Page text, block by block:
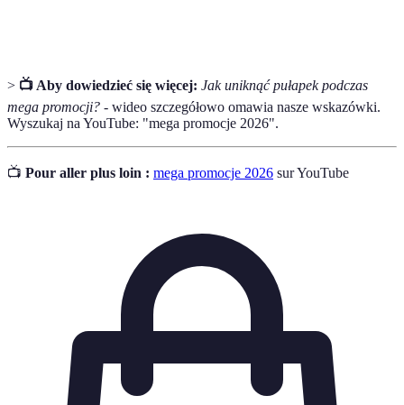
> 📺 Aby dowiedzieć się więcej: Jak uniknąć pułapek podczas
mega promocji? - wideo szczegółowo omawia nasze wskazówki.
Wyszukaj na YouTube: "mega promocje 2026".
📺 Pour aller plus loin : mega promocje 2026 sur YouTube